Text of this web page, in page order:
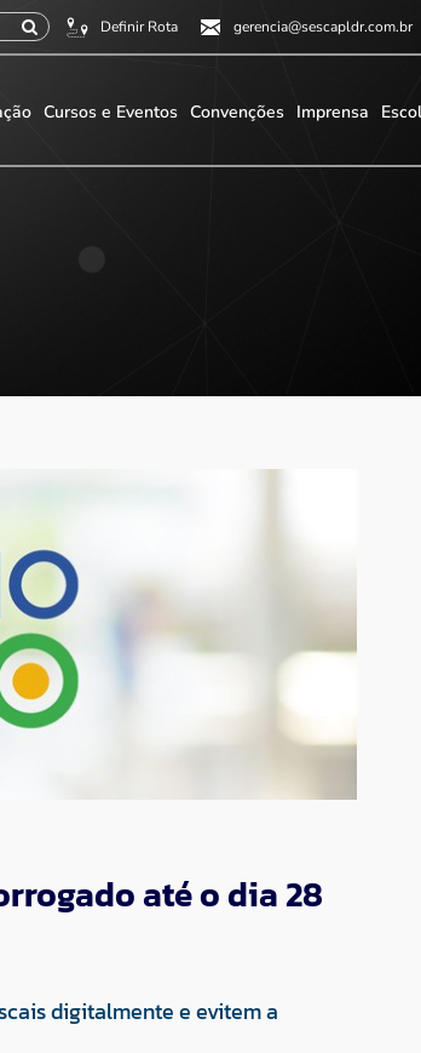
Definir Rota gerencia@sescapldr.com.br
Cursos e Eventos Convenções Imprensa
até o dia 28
digitalmente e evitem a